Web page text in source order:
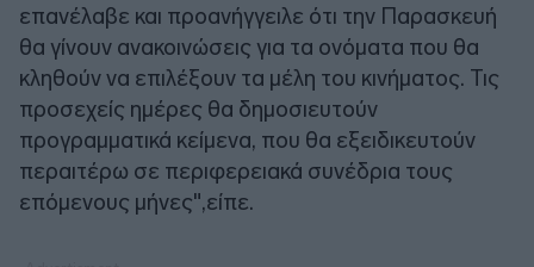
επανέλαβε και προανήγγειλε ότι την Παρασκευή
θα γίνουν ανακοινώσεις για τα ονόματα που θα
κληθούν να επιλέξουν τα μέλη του κινήματος. Τις
προσεχείς ημέρες θα δημοσιευτούν
προγραμματικά κείμενα, που θα εξειδικευτούν
περαιτέρω σε περιφερειακά συνέδρια τους
επόμενους μήνες",είπε.